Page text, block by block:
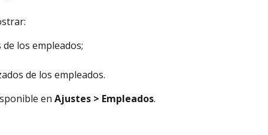
los empleados;
de los empleados.
en Ajustes > Empleados.